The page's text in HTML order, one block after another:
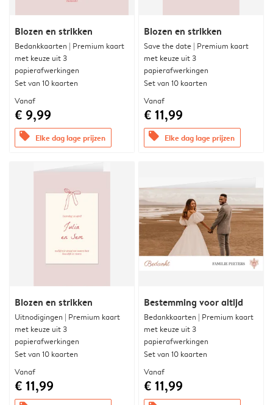
Blozen en strikken
Bedankkaarten | Premium kaart
met keuze uit 3
papierafwerkingen
Set van 10 kaarten
Vanaf
€ 9,99
offers Elke dag lage prijzen
Blozen en strikken
Save the date | Premium kaart
met keuze uit 3
papierafwerkingen
Set van 10 kaarten
Vanaf
€ 11,99
offers Elke dag lage prijzen
Blozen en strikken
Uitnodigingen | Premium kaart
met keuze uit 3
papierafwerkingen
Set van 10 kaarten
Vanaf
€ 11,99
Bestemming voor altijd
Bedankkaarten | Premium kaart
met keuze uit 3
papierafwerkingen
Set van 10 kaarten
Vanaf
€ 11,99